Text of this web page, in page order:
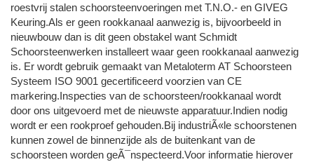
roestvrij stalen schoorsteenvoeringen met T.N.O.- en GIVEG
Keuring.Als er geen rookkanaal aanwezig is, bijvoorbeeld in
nieuwbouw dan is dit geen obstakel want Schmidt
Schoorsteenwerken installeert waar geen rookkanaal aanwezig
is. Er wordt gebruik gemaakt van Metaloterm AT Schoorsteen
Systeem ISO 9001 gecertificeerd voorzien van CE
markering.Inspecties van de schoorsteen/rookkanaal wordt
door ons uitgevoerd met de nieuwste apparatuur.Indien nodig
wordt er een rookproef gehouden.Bij industriÃ«le schoorstenen
kunnen zowel de binnenzijde als de buitenkant van de
schoorsteen worden geÃ¯nspecteerd.Voor informatie hierover